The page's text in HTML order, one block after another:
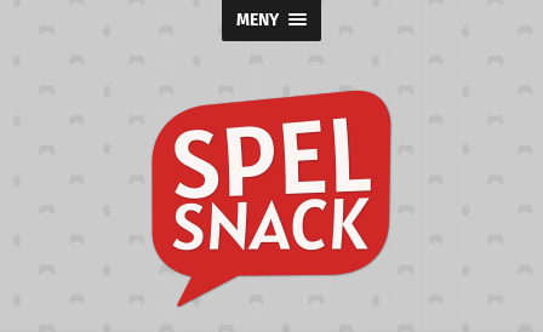
MENY